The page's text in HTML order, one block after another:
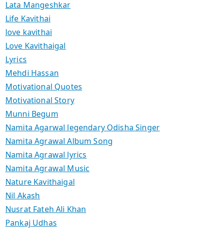
Lata Mangeshkar
Life Kavithai
love kavithai
Love Kavithaigal
Lyrics
Mehdi Hassan
Motivational Quotes
Motivational Story
Munni Begum
Namita Agarwal legendary Odisha Singer
Namita Agrawal Album Song
Namita Agrawal lyrics
Namita Agrawal Music
Nature Kavithaigal
Nil Akash
Nusrat Fateh Ali Khan
Pankaj Udhas